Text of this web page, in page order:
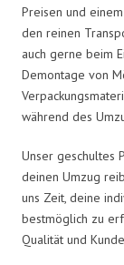
Preisen und
den reinen
auch gerne beim
Demontage von
während des
Unser geschultes
deinen Umzug
uns Zeit, deine
bestmöglich zu
Qualität und